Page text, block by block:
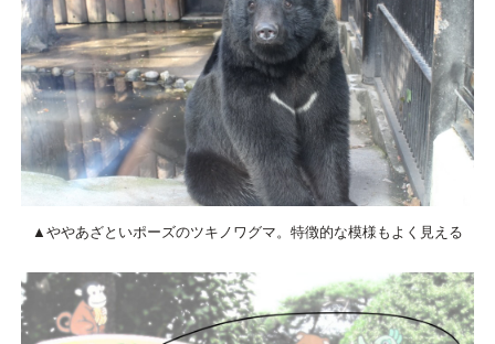
▲ややあざといポーズのツキノワグマ。特徴的な模様もよく見える